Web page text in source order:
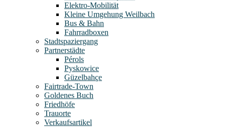
Elektro-Mobilität
Kleine Umgehung Weilbach
Bus & Bahn
Fahrradboxen
Stadtspaziergang
Partnerstädte
Pérols
Pyskowice
Güzelbahçe
Fairtrade-Town
Goldenes Buch
Friedhöfe
Trauorte
Verkaufsartikel